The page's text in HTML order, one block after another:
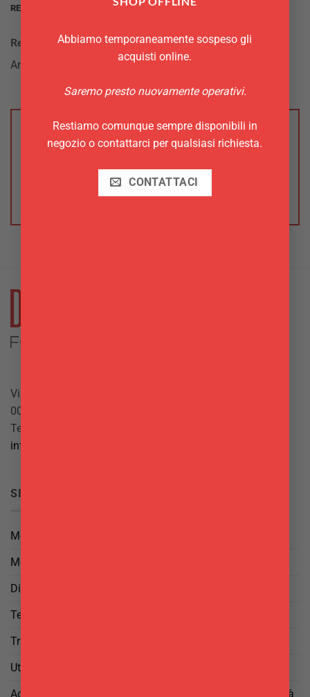
Abbiamo temporaneamente sospeso gli
acquisti online.
Saremo presto nuovamente operativi.
Restiamo comunque sempre disponibili in
negozio o contattarci per qualsiasi richiesta.
CONTATTACI
RECENSIONI (0)
Recensioni
Ancora non ci sono recensioni.
Recensisci per primo “Sbuccia aglio Westmark”
Via Giuseppe Mazzini, 10
00042 Anzio (RM)
Tel.
info@delgattoforniture.it
SICUREZZA
Metodi di Pagamento
Metodi di Spedizione
Diritto di Reso
Termini e Condizioni
Trattamento dei Dati
Utilizzo di cookies
Aggiorna le tue preferenze di tracciamento della pubblicità